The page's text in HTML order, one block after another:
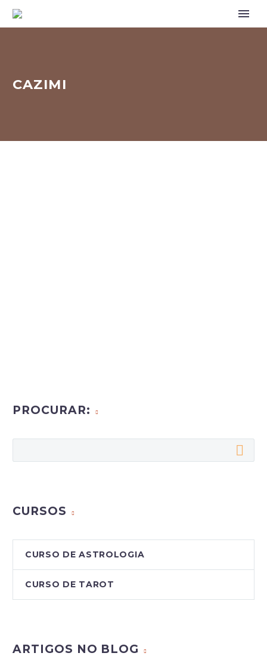
CAZIMI
PROCURAR:
CURSOS
CURSO DE ASTROLOGIA
CURSO DE TAROT
ARTIGOS NO BLOG